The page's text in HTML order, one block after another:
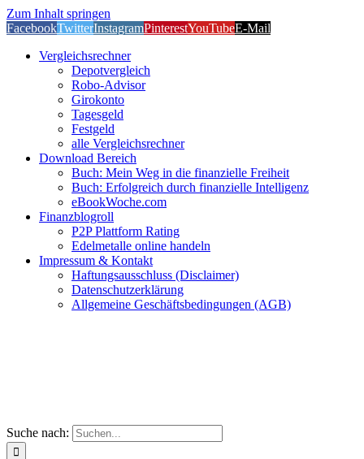
Zum Inhalt springen
FacebookTwitterInstagramPinterestYouTubeE-Mail
Vergleichsrechner
Depotvergleich
Robo-Advisor
Girokonto
Tagesgeld
Festgeld
alle Vergleichsrechner
Download Bereich
Buch: Mein Weg in die finanzielle Freiheit
Buch: Erfolgreich durch finanzielle Intelligenz
eBookWoche.com
Finanzblogroll
P2P Plattform Rating
Edelmetalle online handeln
Impressum & Kontakt
Haftungsausschluss (Disclaimer)
Datenschutzerklärung
Allgemeine Geschäftsbedingungen (AGB)
Suche nach: